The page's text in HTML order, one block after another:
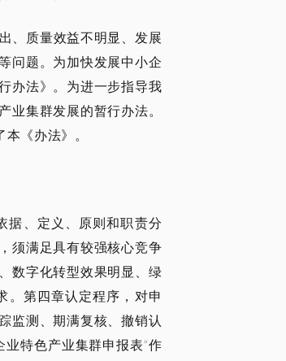
、质量效益不明显、发展
问题。为加快发展中小企
办法》。为进一步指导我
集群发展的暂行办法。
《办法》。
据、定义、原则和职责分
须满足具有较强核心竞争
数字化转型效果明显、绿
。第四章认定程序，对申
监测、期满复核、撤销认
特色产业集群申报表”作